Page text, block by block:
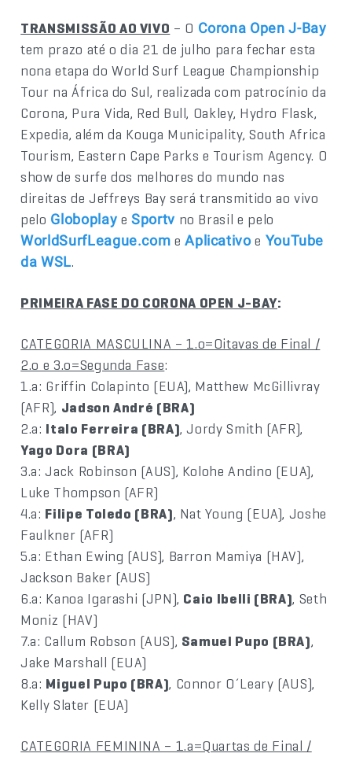
TRANSMISSÃO AO VIVO – O Corona Open J-Bay
tem prazo até o dia 21 de julho para fechar esta
nona etapa do World Surf League Championship
Tour na África do Sul, realizada com patrocínio da
Corona, Pura Vida, Red Bull, Oakley, Hydro Flask,
Expedia, além da Kouga Municipality, South Africa
Tourism, Eastern Cape Parks e Tourism Agency. O
show de surfe dos melhores do mundo nas
direitas de Jeffreys Bay será transmitido ao vivo
pelo Globoplay eSportv no Brasil e pelo
WorldSurfLeague.com eAplicativoe YouTube
da WSL.
PRIMEIRA FASE DO CORONA OPEN J-BAY:
CATEGORIA MASCULINA – 1.o=Oitavas de Final /
2.o e 3.o=Segunda Fase:
1.a: Griffin Colapinto (EUA), Matthew McGillivray
(AFR), Jadson André (BRA)
2.a: Italo Ferreira (BRA), Jordy Smith (AFR),
Yago Dora (BRA)
3.a: Jack Robinson (AUS), Kolohe Andino (EUA),
Luke Thompson (AFR)
4.a: Filipe Toledo (BRA), Nat Young (EUA), Joshe
Faulkner (AFR)
5.a: Ethan Ewing (AUS), Barron Mamiya (HAV),
Jackson Baker (AUS)
6.a: Kanoa Igarashi (JPN), Caio Ibelli (BRA), Seth
Moniz (HAV)
7.a: Callum Robson (AUS), Samuel Pupo (BRA),
Jake Marshall (EUA)
8.a: Miguel Pupo (BRA), Connor O´Leary (AUS),
Kelly Slater (EUA)
CATEGORIA FEMININA – 1.a=Quartas de Final /